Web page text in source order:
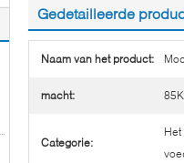
Gedetailleerde
Naam van het product:
macht:
Categorie:
Het